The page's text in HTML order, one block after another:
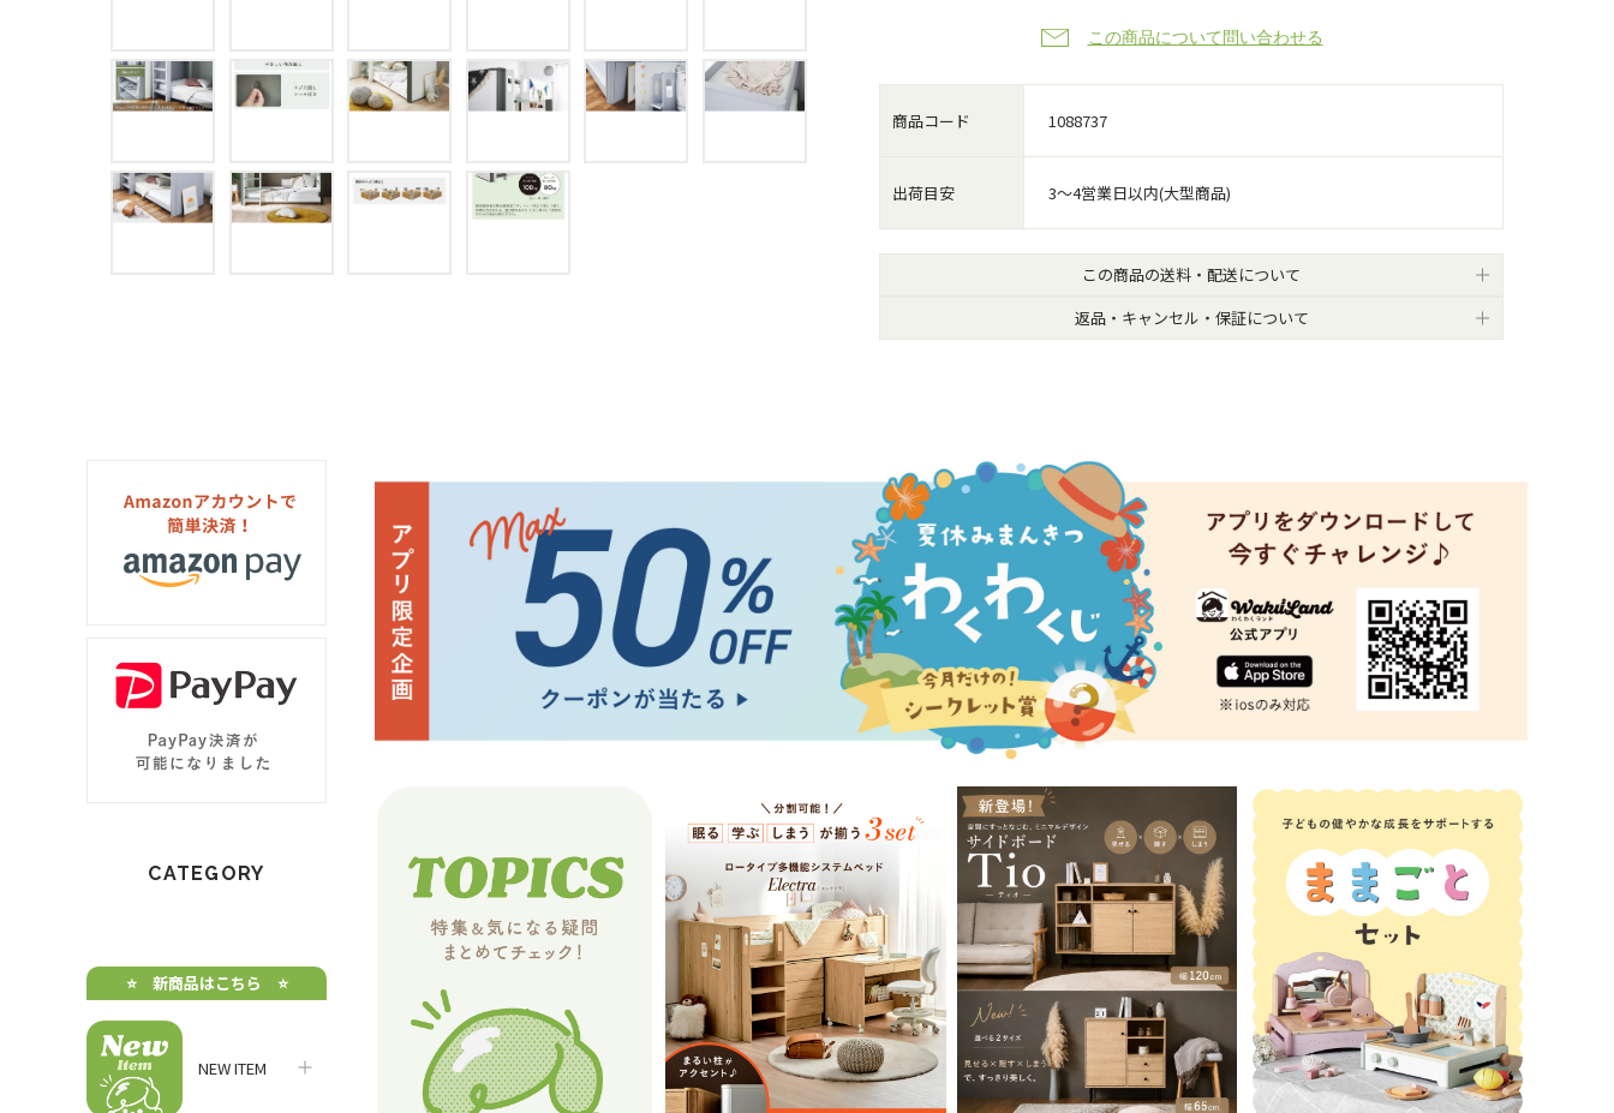
この商品について問い合わせる
商品コード 1088737
出荷目安 3～4営業日以内(大型商品)
この商品の送料・配送について
返品・キャンセル・保証について
CATEGORY
⭐️ 新商品はこちら ⭐️
NEW ITEM